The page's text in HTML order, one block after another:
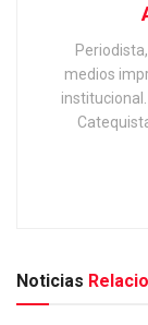
medios
Noticias